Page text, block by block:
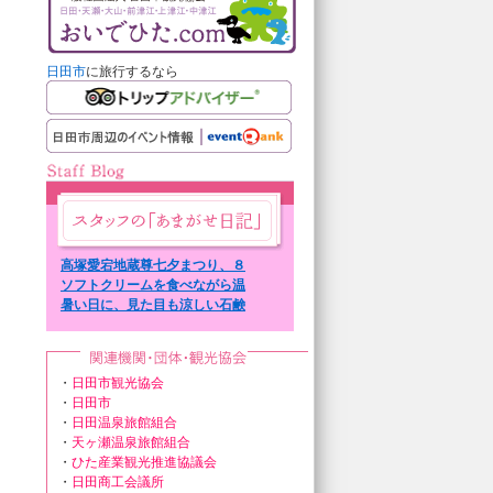
日田市に旅行するなら
高塚愛宕地蔵尊七夕まつり、８
日７日まで。
ソフトクリームを食べながら温
泉街を散策。
暑い日に、見た目も涼しい石鹸
・ 日田市観光協会
・ 日田市
・ 日田温泉旅館組合
・ 天ヶ瀬温泉旅館組合
・ ひた産業観光推進協議会
・ 日田商工会議所